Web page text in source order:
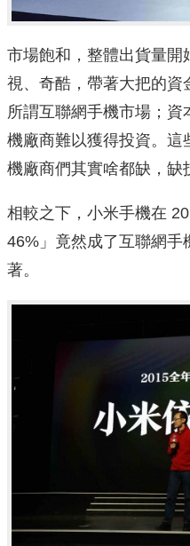
市場飽和，整體出貨量開
視、奇酷，帶著大把的資
所謂互聯網手機市場；
機廠商難以獲得投資。這
機廠商們其實啥都缺，
相較之下，小米手機在
46%」竟然成了互聯網手
著。